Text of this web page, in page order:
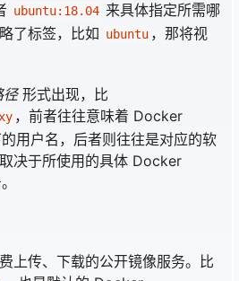
ubuntu:18.04 来具体指定所需哪
了标签，比如 ubuntu ，那将视
径形式出现，比
，前者往往意味着 Docker
用户名，后者则往往是对应的软
决于所使用的具体 Docker
上传、下载的公开镜像服务。比